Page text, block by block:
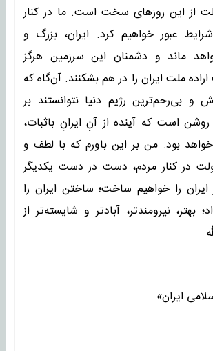
از این روزهای سخت است. ما در کنار
عبور خواهیم کرد. ایران، بزرگ و
ماند و دشمنان این سرزمین هرگز
ملت ایران را در هم بشکنند. آن‌گاه که
و بی‌رحم‌ترین رژیم دنیا نتوانستند بر
روشن است که آینده از آنِ ایرانِ باثبات،
خواهد بود. من بر این باورم که با لطف و
در کنار مردم، دست در دست یکدیگر
ایران را خواهیم ساخت؛ ساختن ایران را
بهتر، نیرومندتر، آبادتر و شایسته‌تر از
ایران»